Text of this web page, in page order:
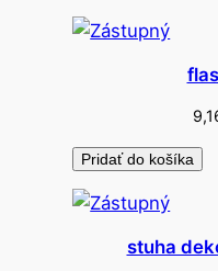
v
f
i
l
r
Pridať do košíka
stuha